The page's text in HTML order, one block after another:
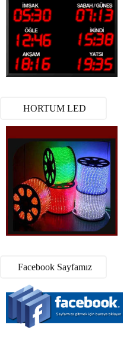
HORTUM LED
Facebook Sayfamız